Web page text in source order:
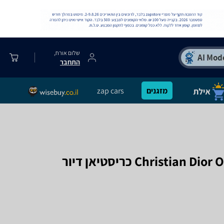
שלום אורח,
התחבר
מזגנים zap cars